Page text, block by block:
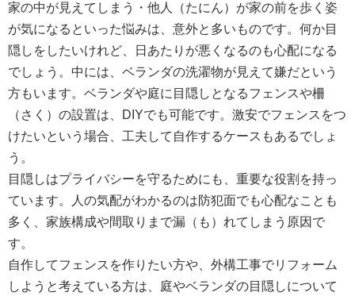
家の中が見えてしまう・他人（たにん）が家の前を歩く姿
が気になるといった悩みは、意外と多いものです。何か目
隠しをしたいけれど、日あたりが悪くなるのも心配になる
でしょう。中には、ベランダの洗濯物が見えて嫌だという
方もいます。ベランダや庭に目隠しとなるフェンスや柵
（さく）の設置は、DIYでも可能です。激安でフェンスをつ
けたいという場合、工夫して自作するケースもあるでしょ
う。
目隠しはプライバシーを守るためにも、重要な役割を持っ
ています。人の気配がわかるのは防犯面でも心配なことも
多く、家族構成や間取りまで漏（も）れてしまう原因で
す。
自作してフェンスを作りたい方や、外構工事でリフォーム
しようと考えている方は、庭やベランダの目隠しについて